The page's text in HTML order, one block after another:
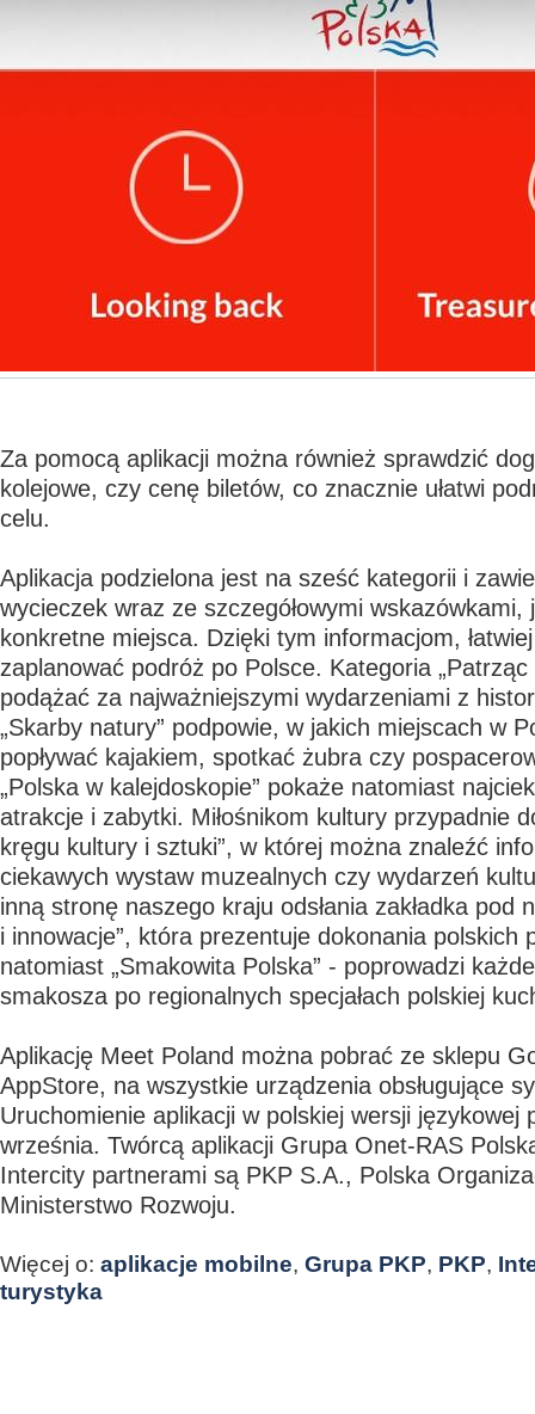
Za pomocą aplikacji można również sprawdzić
kolejowe, czy cenę biletów, co znacznie ułatwi
celu.
Aplikacja podzielona jest na sześć kategorii i
wycieczek wraz ze szczegółowymi wskazówkami,
konkretne miejsca. Dzięki tym informacjom,
zaplanować podróż po Polsce. Kategoria „Patrząc
podążać za najważniejszymi wydarzeniami z
„Skarby natury” podpowie, w jakich miejscach w
popływać kajakiem, spotkać żubra czy
„Polska w kalejdoskopie” pokaże natomiast
atrakcje i zabytki. Miłośnikom kultury przypadnie
kręgu kultury i sztuki”, w której można znaleźć
ciekawych wystaw muzealnych czy wydarzeń
inną stronę naszego kraju odsłania zakładka pod
i innowacje”, która prezentuje dokonania polskich
natomiast „Smakowita Polska” - poprowadzi
smakosza po regionalnych specjałach polskiej
Aplikację Meet Poland można pobrać ze sklepu
AppStore, na wszystkie urządzenia obsługujące
Uruchomienie aplikacji w polskiej wersji językowej
września. Twórcą aplikacji Grupa Onet-RAS
Intercity partnerami są PKP S.A., Polska
Ministerstwo Rozwoju.
Więcej o: aplikacje mobilne, Grupa PKP, PKP,
turystyka